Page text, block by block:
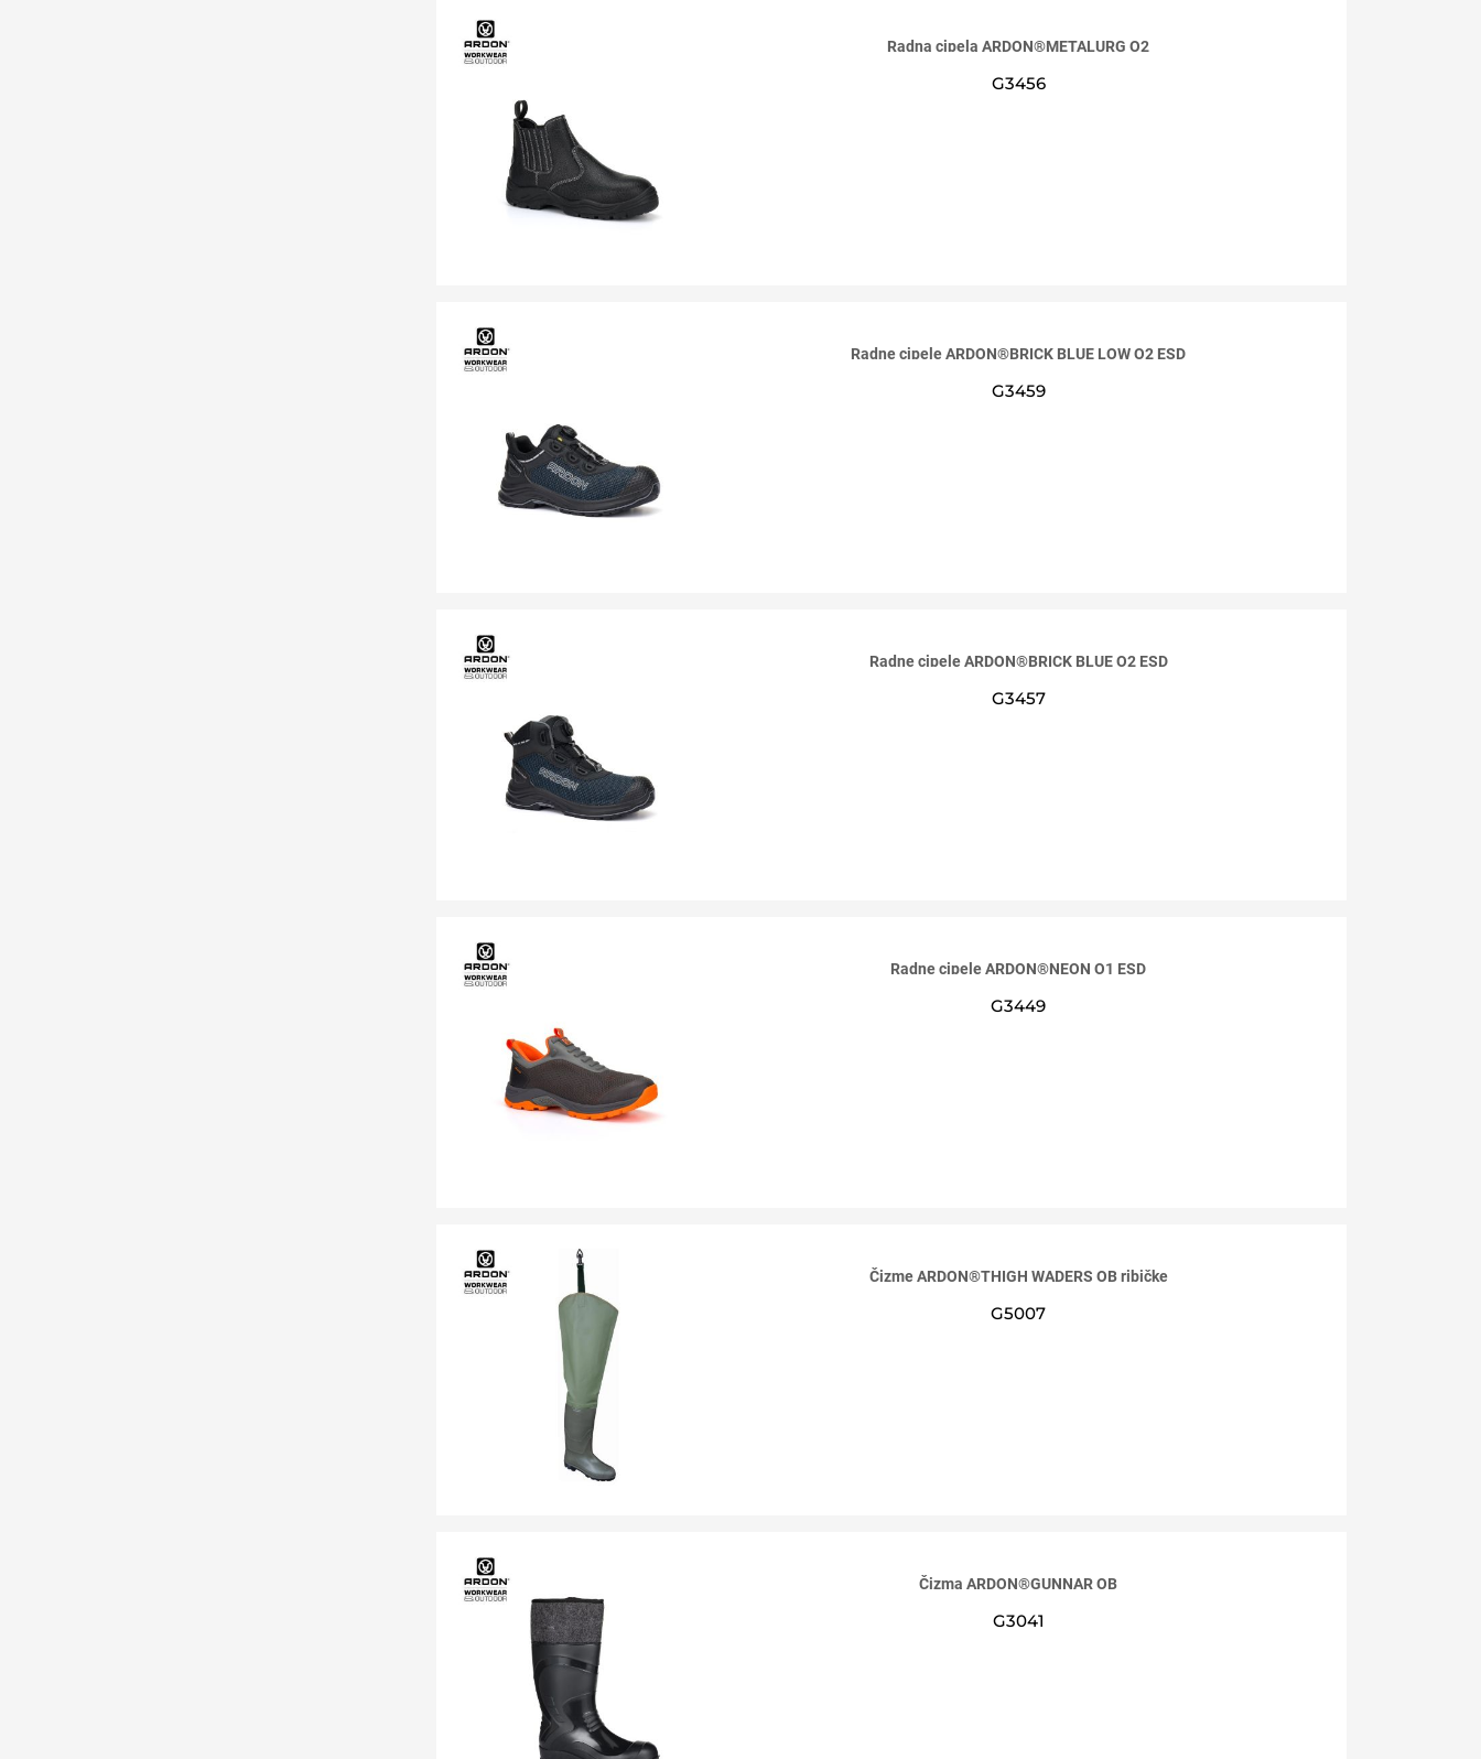
Radna cipela ARDON®METALURG O2
G3456
Radne cipele ARDON®BRICK BLUE LOW O2 ESD
G3459
Radne cipele ARDON®BRICK BLUE O2 ESD
G3457
Radne cipele ARDON®NEON O1 ESD
G3449
Čizme ARDON®THIGH WADERS OB ribičke
G5007
Čizma ARDON®GUNNAR OB
G3041